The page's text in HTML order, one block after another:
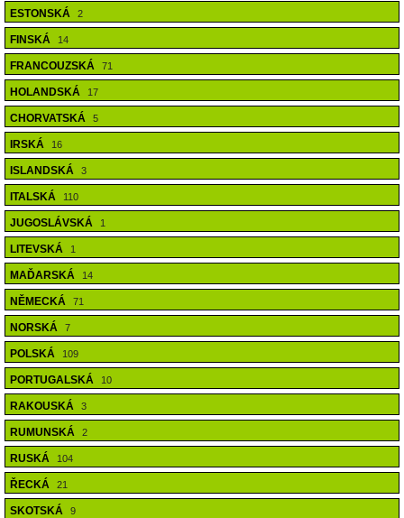
ESTONSKÁ 2
FINSKÁ 14
FRANCOUZSKÁ 71
HOLANDSKÁ 17
CHORVATSKÁ 5
IRSKÁ 16
ISLANDSKÁ 3
ITALSKÁ 110
JUGOSLÁVSKÁ 1
LITEVSKÁ 1
MAĎARSKÁ 14
NĚMECKÁ 71
NORSKÁ 7
POLSKÁ 109
PORTUGALSKÁ 10
RAKOUSKÁ 3
RUMUNSKÁ 2
RUSKÁ 104
ŘECKÁ 21
SKOTSKÁ 9